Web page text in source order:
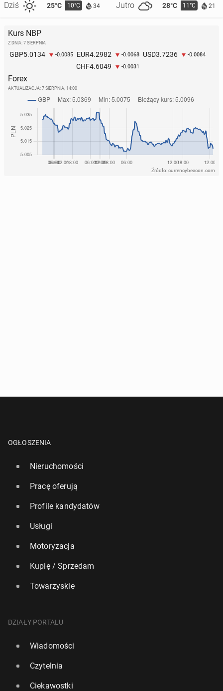
Dziś 25°C 10°C 34 Jutro 28°C 11°C 21
Kurs NBP
Z DNIA: 7 SIERPNIA
GBP5.0134 -0.0085 EUR4.2982 -0.0068 USD3.7236 -0.0084
CHF4.6049 -0.0031
Forex
AKTUALIZACJA: 7 SIERPNIA, 14:00
Źródło: currencybeacon.com
OGŁOSZENIA
Nieruchomości
Pracę oferują
Profile kandydatów
Usługi
Motoryzacja
Kupię / Sprzedam
Towarzyskie
DZIAŁY PORTALU
Wiadomości
Czytelnia
Ciekawostki